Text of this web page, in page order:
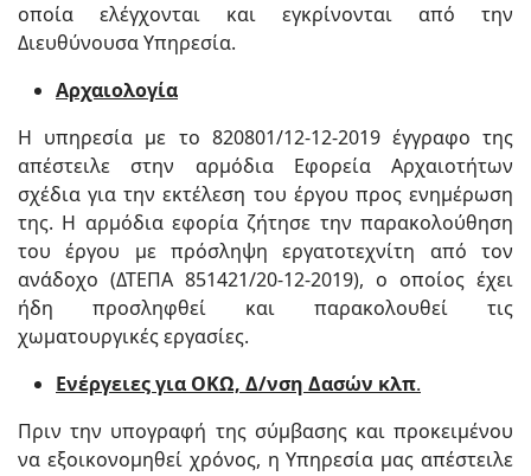
οποία ελέγχονται και εγκρίνονται από την
Διευθύνουσα Υπηρεσία.
Αρχαιολογία
Η υπηρεσία με το 820801/12-12-2019 έγγραφο της
απέστειλε στην αρμόδια Εφορεία Αρχαιοτήτων
σχέδια για την εκτέλεση του έργου προς ενημέρωση
της. Η αρμόδια εφορία ζήτησε την παρακολούθηση
του έργου με πρόσληψη εργατοτεχνίτη από τον
ανάδοχο (ΔΤΕΠΑ 851421/20-12-2019), ο οποίος έχει
ήδη προσληφθεί και παρακολουθεί τις
χωματουργικές εργασίες.
Ενέργειες για ΟΚΩ, Δ/νση Δασών κλπ.
Πριν την υπογραφή της σύμβασης και προκειμένου
να εξοικονομηθεί χρόνος, η Υπηρεσία μας απέστειλε